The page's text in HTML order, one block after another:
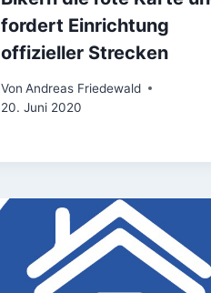
fordert Einrichtung
offizieller Strecken
Von Andreas Friedewald
20. Juni 2020